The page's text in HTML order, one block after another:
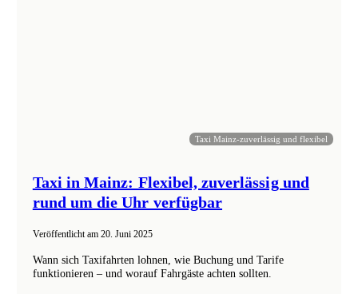
Taxi in Mainz: Flexibel, zuverlässig und
rund um die Uhr verfügbar
Veröffentlicht am 20. Juni 2025
Taxi Mainz-zuverlässig und flexibel
Wann sich Taxifahrten lohnen, wie Buchung und Tarife
funktionieren – und worauf Fahrgäste achten sollten.